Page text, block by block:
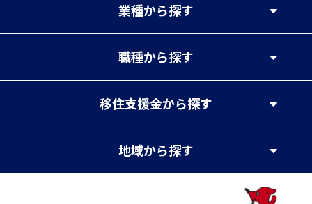
業種から探す
職種から探す
移住支援金から探す
地域から探す